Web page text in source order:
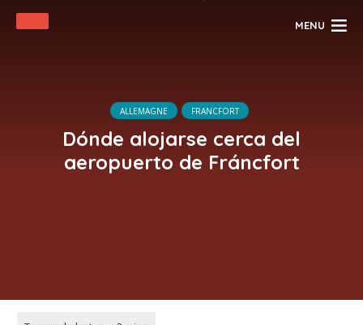
MENU
ALLEMAGNE FRANCFORT
Dónde alojarse cerca del
aeropuerto de Fráncfort